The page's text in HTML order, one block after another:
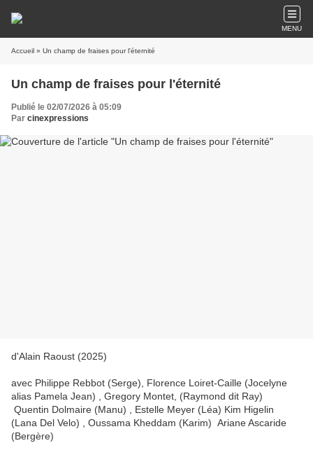
MENU
Accueil » Un champ de fraises pour l'éternité
Un champ de fraises pour l'éternité
Publié le 02/07/2026 à 05:09
Par cinexpressions
d'Alain Raoust (2025)
avec Philippe Rebbot (Serge), Florence Loiret-Caille (Jocelyne
alias Pamela Jean) , Gregory Montet, (Raymond dit Ray)
Quentin Dolmaire (Manu) , Estelle Meyer (Léa) Kim Higelin
(Lana Del Velo) , Oussama Kheddam (Karim) Ariane Ascaride
(Bergère)